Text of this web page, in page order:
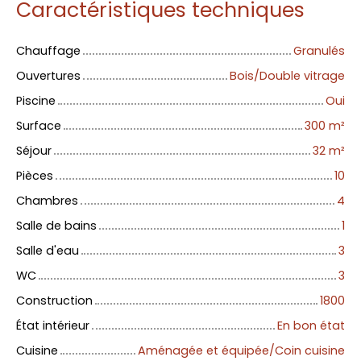
Caractéristiques techniques
Chauffage
Granulés
Ouvertures
Bois/Double vitrage
Piscine
Oui
Surface
300 m²
Séjour
32 m²
Pièces
10
Chambres
4
Salle de bains
1
Salle d'eau
3
WC
3
Construction
1800
État intérieur
En bon état
Cuisine
Aménagée et équipée/Coin cuisine